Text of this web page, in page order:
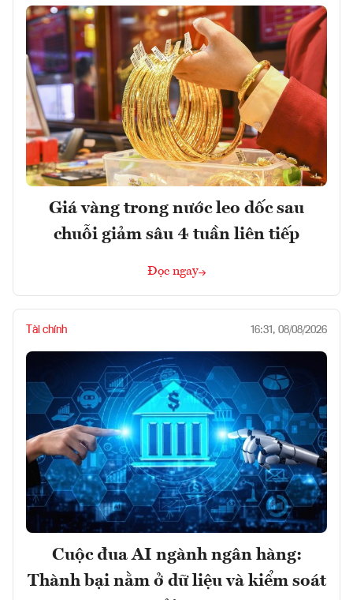
Giá vàng trong nước leo dốc sau
chuỗi giảm sâu 4 tuần liên tiếp
Đọc ngay
Tài chính 16:31, 08/08/2026
Cuộc đua AI ngành ngân hàng:
Thành bại nằm ở dữ liệu và kiểm soát